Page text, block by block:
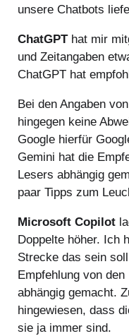
unsere Chatbots
ChatGPThat mir
und Zeitangaben
ChatGPT hat
Bei den Angaben von
hingegen keine
Google hierfür
Gemini hat die
Lesers abhängig
paar Tipps zum
Microsoft Copilot
Doppelte höher. Ich
Strecke das sein
Empfehlung von
abhängig gemacht.
hingewiesen, dass
sie ja immer sind.